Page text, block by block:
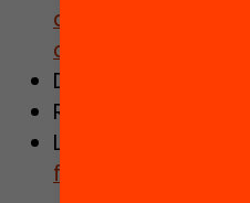
que es destinin als
complexos
Descarrega
Recupera
la
Llegeix l’article
fórmula, explicat